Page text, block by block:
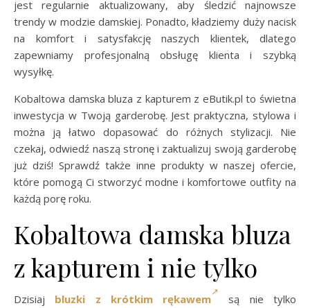
jest regularnie aktualizowany, aby śledzić najnowsze
trendy w modzie damskiej. Ponadto, kładziemy duży nacisk
na komfort i satysfakcję naszych klientek, dlatego
zapewniamy profesjonalną obsługę klienta i szybką
wysyłkę.
Kobaltowa damska bluza z kapturem z eButik.pl to świetna
inwestycja w Twoją garderobę. Jest praktyczna, stylowa i
można ją łatwo dopasować do różnych stylizacji. Nie
czekaj, odwiedź naszą stronę i zaktualizuj swoją garderobę
już dziś! Sprawdź także inne produkty w naszej ofercie,
które pomogą Ci stworzyć modne i komfortowe outfity na
każdą porę roku.
Kobaltowa damska bluza
z kapturem i nie tylko
Dzisiaj bluzki z krótkim rękawem
są nie tylko